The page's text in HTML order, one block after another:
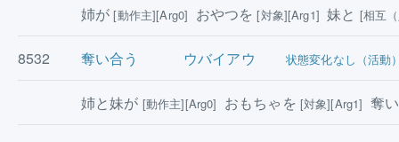
姉が[動作主][Arg0] おやつを[対象][Arg1] 妹と [相互
8532 奪い合う ウバイアウ 状態変化なし（活動
姉と妹が [動作主][Arg0] おもちゃを [対象][Arg1] 奪